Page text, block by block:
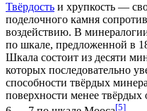
Твёрдость и хрупкость —
поделочного камня
воздействию. В
по шкале, предложенной в
Шкала состоит из десяти
которых последовательно
способности твёрдых
поверхности менее твёрдых
[5]